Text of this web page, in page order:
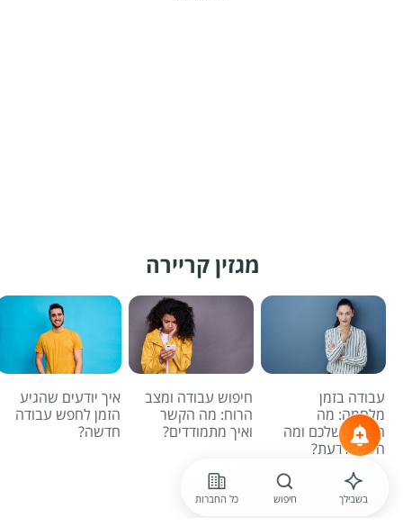
מגזין קריירה
עבודה בזמן
מלחמה: מה
הזכויות שלכם ומה
חשוב לדעת?
חיפוש עבודה ומצב
הרוח: מה הקשר
ואיך מתמודדים?
איך יודעים שהגיע
הזמן לחפש עבודה
חדשה?
לכל הכתבות
בשבילך חיפוש כל החברות